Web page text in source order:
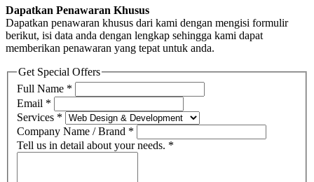
Dapatkan Penawaran Khusus
Dapatkan penawaran khusus dari kami dengan mengisi formulir
berikut, isi data anda dengan lengkap sehingga kami dapat
memberikan penawaran yang tepat untuk anda.
Get Special Offers
Full Name *
Email *
Services *
Company Name / Brand *
Tell us in detail about your needs. *